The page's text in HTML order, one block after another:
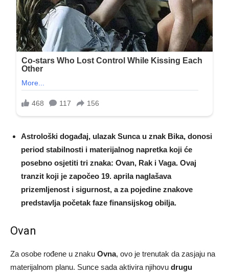
Astrološki događaj, ulazak Sunca u znak Bika, donosi
period stabilnosti i materijalnog napretka koji će
posebno osjetiti tri znaka: Ovan, Rak i Vaga. Ovaj
tranzit koji je započeo 19. aprila naglašava
prizemljenost i sigurnost, a za pojedine znakove
predstavlja početak faze finansijskog obilja.
Ovan
Za osobe rođene u znaku Ovna, ovo je trenutak da zasjaju na
materijalnom planu. Sunce sada aktivira njihovu drugu